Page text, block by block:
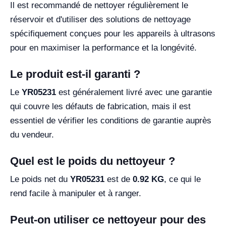
Il est recommandé de nettoyer régulièrement le
réservoir et d'utiliser des solutions de nettoyage
spécifiquement conçues pour les appareils à ultrasons
pour en maximiser la performance et la longévité.
Le produit est-il garanti ?
Le YR05231 est généralement livré avec une garantie
qui couvre les défauts de fabrication, mais il est
essentiel de vérifier les conditions de garantie auprès
du vendeur.
Quel est le poids du nettoyeur ?
Le poids net du YR05231 est de 0.92 KG, ce qui le
rend facile à manipuler et à ranger.
Peut-on utiliser ce nettoyeur pour des